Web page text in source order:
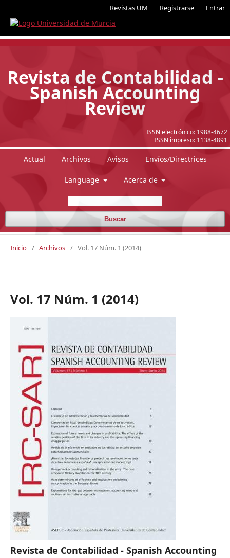
Revistas UM Registrarse Entrar
ISSN electrónico: 1988-4672
ISSN impreso: 1138-4891
Revista de Contabilidad -
Spanish Accounting
Review
Actual Archivos Avisos Envíos/Directrices
Language Acerca de
Buscar
Inicio / Archivos / Vol. 17 Núm. 1 (2014)
Vol. 17 Núm. 1 (2014)
Revista de Contabilidad - Spanish Accounting